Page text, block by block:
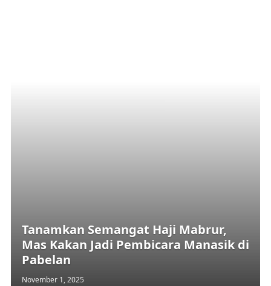
Tanamkan Semangat Haji Mabrur,
Mas Kakan Jadi Pembicara Manasik di
Pabelan
November 1, 2025